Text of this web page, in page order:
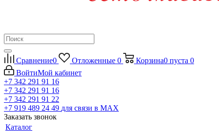
Сравнение0 Отложенные 0 Корзина0 пуста 0
ВойтиМой кабинет
+7 342 291 91 16
+7 342 291 91 16
+7 342 291 91 22
+7 919 489 24 49 для связи в МАХ
Заказать звонок
Каталог